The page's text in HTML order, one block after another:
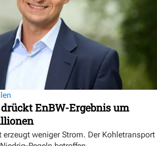
EnBW-Ergebnis um
weniger Strom. Der Kohletransport